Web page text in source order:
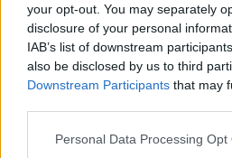
your opt-out. You may separately
disclosure of your personal
IAB’s list of downstream
also be disclosed by us to third
Downstream Participants that may
Please note that this website/app
Personal Data Processing Opt
daGoogle
Condividi l'articolo
F T PiWS